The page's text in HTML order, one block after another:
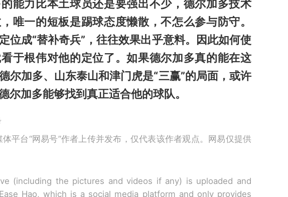
能力比本土球员还是要强出不少，德尔加多技术
唯一的短板是踢球态度懒散，不怎么参与防守。
位成“替补奇兵”，往往效果出乎意料。因此如何使
于根伟对他的定位了。如果德尔加多真的能在这
尔加多、山东泰山和津门虎是“三赢”的局面，或许
尔加多能够找到真正适合他的球队。
平台“网易号”作者上传并发布，仅代表该作者观点。网易仅提供
(including the pictures and videos if any) is uploaded and
Hao, which is a social media platform and only provides